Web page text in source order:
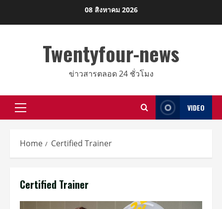
08 สิงหาคม 2026
Twentyfour-news
ข่าวสารตลอด 24 ชั่วโมง
Primary
VIDEO
Home Certified Trainer
Certified Trainer